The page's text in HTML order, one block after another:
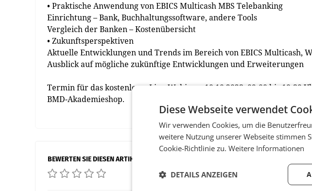
• Praktische Anwendung von EBICS Multicash MBS Telebanking
Einrichtung – Bank, Buchhaltungssoftware, andere Tools
Vergleich der Banken – Kostenübersicht
• Zukunftsperspektiven
Aktuelle Entwicklungen und Trends im Bereich von EBICS Multicash,
Ausblick auf mögliche zukünftige Entwicklungen und Erweiterungen
Termin für das kostenloses Live-Webinar: 10.10.2023, 09:00 bis 10:30
BMD-Akademieshop.
BEWERTEN SIE DIESEN ARTIKEL
Diese Webseite verwendet
Wir verwenden Cookies, um die
weitere Nutzung unserer Webseite stimmen
Cookie-Richtlinie zu. Weitere Informationen
DETAILS ANZEIGEN